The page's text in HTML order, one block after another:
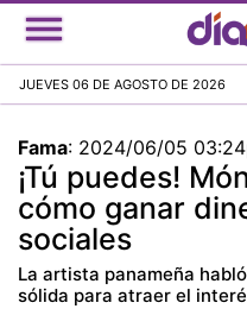
JUEVES 06 DE AGOSTO DE 2026
Fama: 2024/06/05
¡Tú puedes!
cómo ganar
sociales
La artista panameña
sólida para atraer el